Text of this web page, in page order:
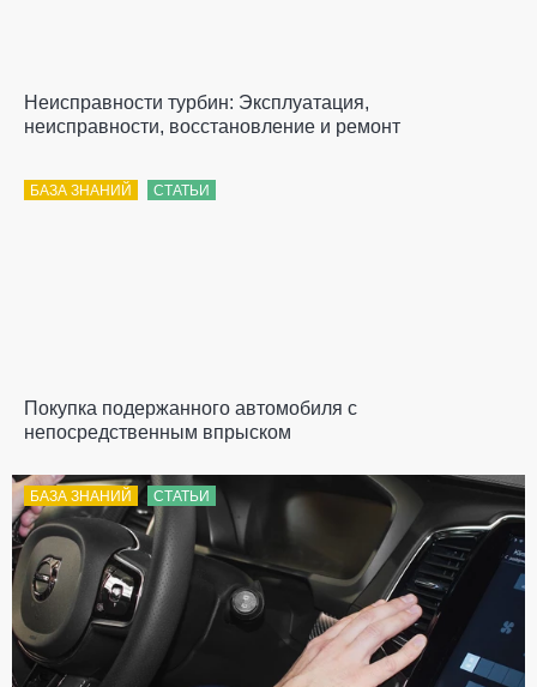
Неисправности турбин: Эксплуатация,
неисправности, восстановление и ремонт
БАЗА ЗНАНИЙ СТАТЬИ
Покупка подержанного автомобиля с
непосредственным впрыском
БАЗА ЗНАНИЙ СТАТЬИ